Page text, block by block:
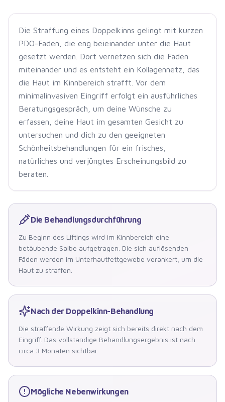
Die Straffung eines Doppelkinns gelingt mit kurzen
PDO-Fäden, die eng beieinander unter die Haut
gesetzt werden. Dort vernetzen sich die Fäden
miteinander und es entsteht ein Kollagennetz, das
die Haut im Kinnbereich strafft. Vor dem
minimalinvasiven Eingriff erfolgt ein ausführliches
Beratungsgespräch, um deine Wünsche zu
erfassen, deine Haut im gesamten Gesicht zu
untersuchen und dich zu den geeigneten
Schönheitsbehandlungen für ein frisches,
natürliches und verjüngtes Erscheinungsbild zu
beraten.
Die Behandlungsdurchführung
Zu Beginn des Liftings wird im Kinnbereich eine
betäubende Salbe aufgetragen. Die sich auflösenden
Fäden werden im Unterhautfettgewebe verankert, um die
Haut zu straffen.
Nach der Doppelkinn-Behandlung
Die straffende Wirkung zeigt sich bereits direkt nach dem
Eingriff. Das vollständige Behandlungsergebnis ist nach
circa 3 Monaten sichtbar.
Mögliche Nebenwirkungen